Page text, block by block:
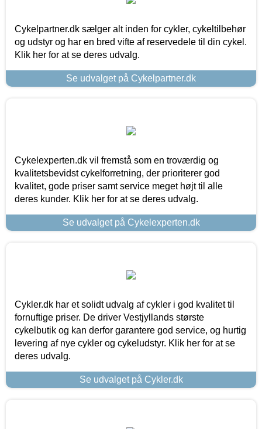
Cykelpartner.dk sælger alt inden for cykler, cykeltilbehør
og udstyr og har en bred vifte af reservedele til din cykel.
Klik her for at se deres udvalg.
Se udvalget på Cykelpartner.dk
Cykelexperten.dk vil fremstå som en troværdig og
kvalitetsbevidst cykelforretning, der prioriterer god
kvalitet, gode priser samt service meget højt til alle
deres kunder. Klik her for at se deres udvalg.
Se udvalget på Cykelexperten.dk
Cykler.dk har et solidt udvalg af cykler i god kvalitet til
fornuftige priser. De driver Vestjyllands største
cykelbutik og kan derfor garantere god service, og hurtig
levering af nye cykler og cykeludstyr. Klik her for at se
deres udvalg.
Se udvalget på Cykler.dk